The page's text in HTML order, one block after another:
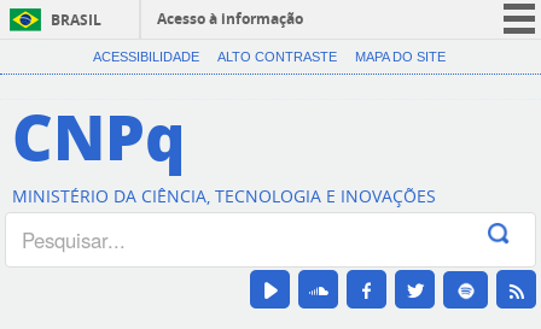
BRASIL
Acesso à informação
CORONAVÍRUS (COVID-19)
Canais
ACESSIBILIDADE ALTO CONTRASTE MAPA DO SITE
CNPq
MINISTÉRIO DA CIÊNCIA, TECNOLOGIA E INOVAÇÕES